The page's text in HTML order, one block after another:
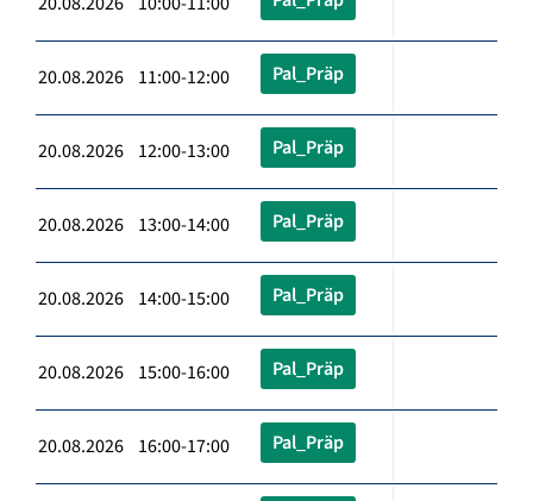
20.08.2026 11:00-12:00 Pal_Präp
20.08.2026 12:00-13:00 Pal_Präp
20.08.2026 13:00-14:00 Pal_Präp
20.08.2026 14:00-15:00 Pal_Präp
20.08.2026 15:00-16:00 Pal_Präp
20.08.2026 16:00-17:00 Pal_Präp